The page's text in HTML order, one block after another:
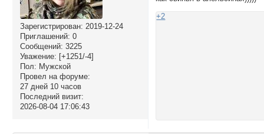
Зарегистрирован: 2019-12-24
Приглашений: 0
Сообщений: 3225
Уважение: [+1251/-4]
Пол: Мужской
Провел на форуме:
27 дней 10 часов
Последний визит:
2026-08-04 17:06:43
+2